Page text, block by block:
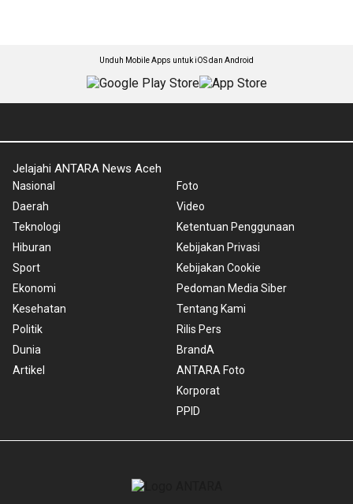
Unduh Mobile Apps untuk iOS dan Android
Jelajahi ANTARA News Aceh
Nasional
Daerah
Teknologi
Hiburan
Sport
Ekonomi
Kesehatan
Politik
Dunia
Artikel
Foto
Video
Ketentuan Penggunaan
Kebijakan Privasi
Kebijakan Cookie
Pedoman Media Siber
Tentang Kami
Rilis Pers
BrandA
ANTARA Foto
Korporat
PPID